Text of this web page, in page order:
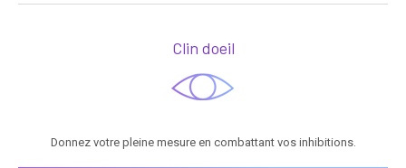
Clin doeil
Donnez votre pleine mesure en combattant vos inhibitions.